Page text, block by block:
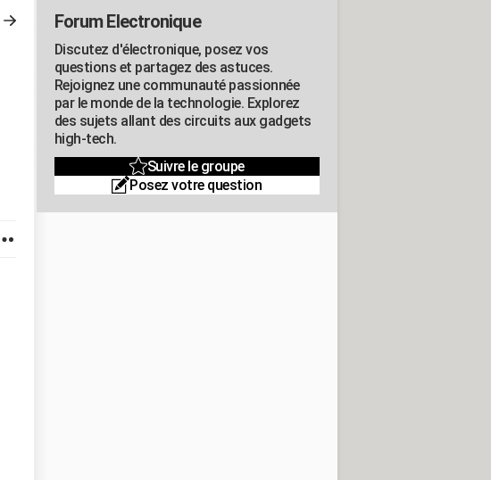
Forum Electronique
Discutez d'électronique, posez vos
questions et partagez des astuces.
Rejoignez une communauté passionnée
par le monde de la technologie. Explorez
des sujets allant des circuits aux gadgets
high-tech.
Suivre le groupe
Posez votre question